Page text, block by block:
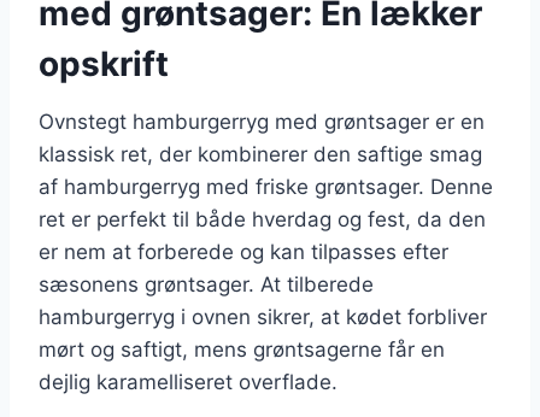
med grøntsager: En lækker
opskrift
Ovnstegt hamburgerryg med grøntsager er en
klassisk ret, der kombinerer den saftige smag
af hamburgerryg med friske grøntsager. Denne
ret er perfekt til både hverdag og fest, da den
er nem at forberede og kan tilpasses efter
sæsonens grøntsager. At tilberede
hamburgerryg i ovnen sikrer, at kødet forbliver
mørt og saftigt, mens grøntsagerne får en
dejlig karamelliseret overflade.